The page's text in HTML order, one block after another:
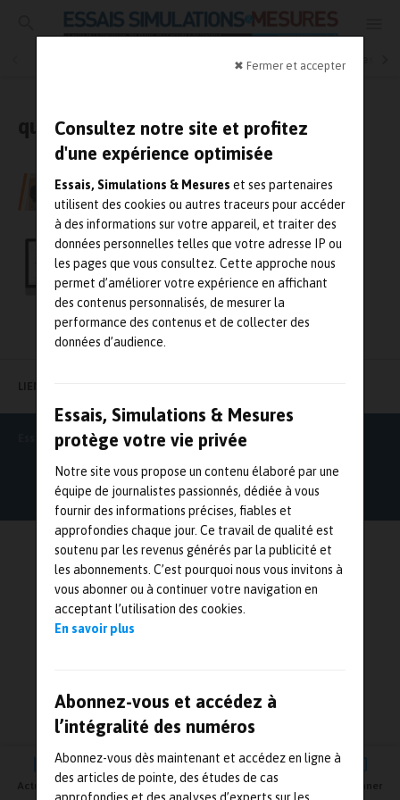
✖ Fermer et accepter
Consultez notre site et profitez
d'une expérience optimisée
Essais, Simulations & Mesures et ses partenaires
utilisent des cookies ou autres traceurs pour accéder
à des informations sur votre appareil, et traiter des
données personnelles telles que votre adresse IP ou
les pages que vous consultez. Cette approche nous
permet d’améliorer votre expérience en affichant
des contenus personnalisés, de mesurer la
performance des contenus et de collecter des
données d’audience.
Essais, Simulations & Mesures
protège votre vie privée
Notre site vous propose un contenu élaboré par une
équipe de journalistes passionnés, dédiée à vous
fournir des informations précises, fiables et
approfondies chaque jour. Ce travail de qualité est
soutenu par les revenus générés par la publicité et
les abonnements. C’est pourquoi nous vous invitons à
vous abonner ou à continuer votre navigation en
acceptant l’utilisation des cookies.
En savoir plus
Abonnez-vous et accédez à
l’intégralité des numéros
Abonnez-vous dès maintenant et accédez en ligne à
des articles de pointe, des études de cas
Contrôle Qualité
qualité
Bassetti se renforce en Allemagne avec
l’acquisition de Maqsima
Pouvez-vous piloter votre production sans
digitaliser votre atelier ?
Actualités Agenda Newsletter Vidéos S'abonner
LIENS UTILES
Essais Simulations & Mesures